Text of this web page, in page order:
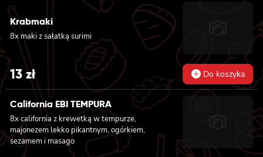
Krabmaki
8x maki z sałatką surimi
13 zł Do koszyka
California EBI TEMPURA
8x california z krewetką w tempurze,
majonezem lekko pikantnym, ogórkiem,
sezamem i masago